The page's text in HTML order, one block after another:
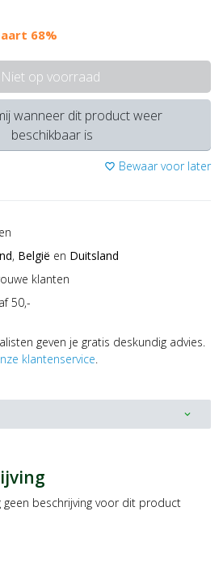
68%
Niet op voorraad
wanneer dit product weer
beschikbaar is
favorite_border Bewaar voor later
, België en Duitsland
klanten
50,-
geven je gratis deskundig advies.
klantenservice.
expand_more
beschrijving voor dit product